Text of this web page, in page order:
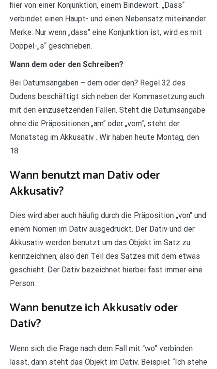
hier von einer Konjunktion, einem Bindewort. „Dass“
verbindet einen Haupt- und einen Nebensatz miteinander.
Merke: Nur wenn „dass“ eine Konjunktion ist, wird es mit
Doppel-„s“ geschrieben.
Wann dem oder den Schreiben?
Bei Datumsangaben – dem oder den? Regel 32 des
Dudens beschäftigt sich neben der Kommasetzung auch
mit den einzusetzenden Fällen. Steht die Datumsangabe
ohne die Präpositionen „am“ oder „vom“, steht der
Monatstag im Akkusativ . Wir haben heute Montag, den
18.
Wann benutzt man Dativ oder
Akkusativ?
Dies wird aber auch häufig durch die Präposition „von“ und
einem Nomen im Dativ ausgedrückt. Der Dativ und der
Akkusativ werden benutzt um das Objekt im Satz zu
kennzeichnen, also den Teil des Satzes mit dem etwas
geschieht. Der Dativ bezeichnet hierbei fast immer eine
Person.
Wann benutze ich Akkusativ oder
Dativ?
Wenn sich die Frage nach dem Fall mit “wo” verbinden
lässt, dann steht das Objekt im Dativ. Beispiel: “Ich stehe